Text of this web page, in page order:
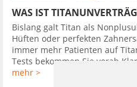
WAS IST
Bislang galt Titan als
Hüften oder perfekten
immer mehr Patienten auf
Tests bekommen Sie vorab
mehr >